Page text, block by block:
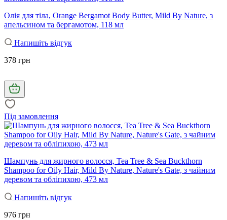
Олія для тіла, Orange Bergamot Body Butter, Mild By Nature, з
апельсином та бергамотом, 118 мл
Напишіть відгук
378 грн
Під замовлення
Шампунь для жирного волосся, Tea Tree & Sea Buckthorn
Shampoo for Oily Hair, Mild By Nature, Nature's Gate, з чайним
деревом та обліпихою, 473 мл
Напишіть відгук
976 грн